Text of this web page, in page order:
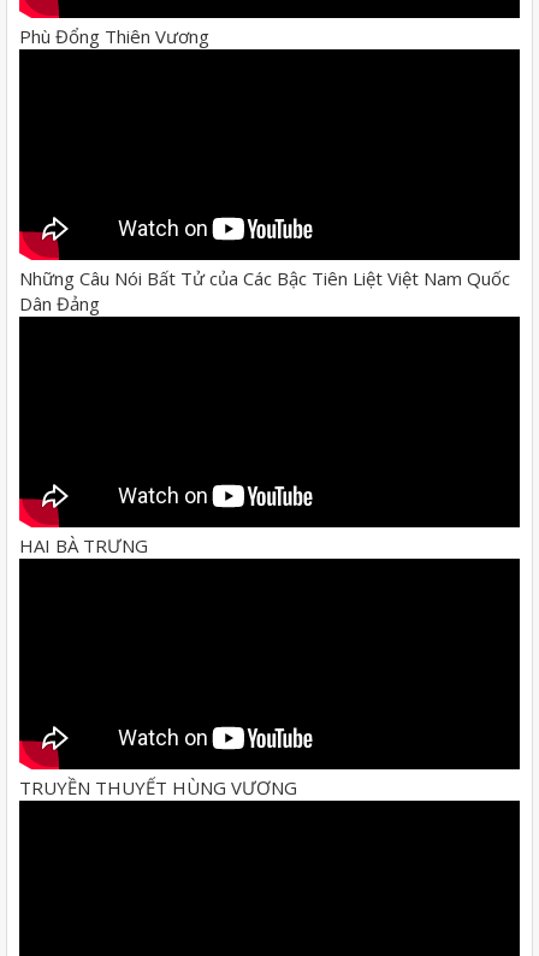
Phù Đổng Thiên Vương
Những Câu Nói Bất Tử của Các Bậc Tiên Liệt Việt Nam Quốc
Dân Đảng
HAI BÀ TRƯNG
TRUYỀN THUYẾT HÙNG VƯƠNG